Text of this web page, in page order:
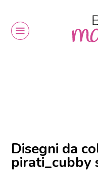
Disegni da
pirati_cubby